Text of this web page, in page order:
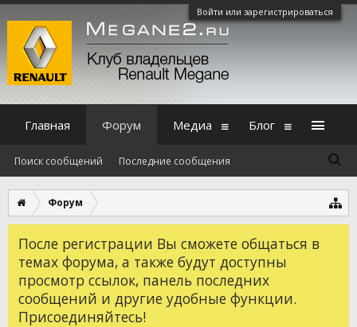
Войти или зарегистрироваться
Форум
После регистрации Вы сможете общаться в
темах форума, а также будут доступны
просмотр ссылок, панель последних
сообщений и другие удобные функции.
Присоединяйтесь!
Главная Форум
Поиск сообщений Последние сообщения
Медиа Блог